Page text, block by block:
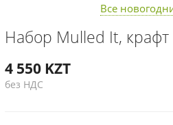
Все
Набор Mulled It, крафт
4 550 KZT
без НДС